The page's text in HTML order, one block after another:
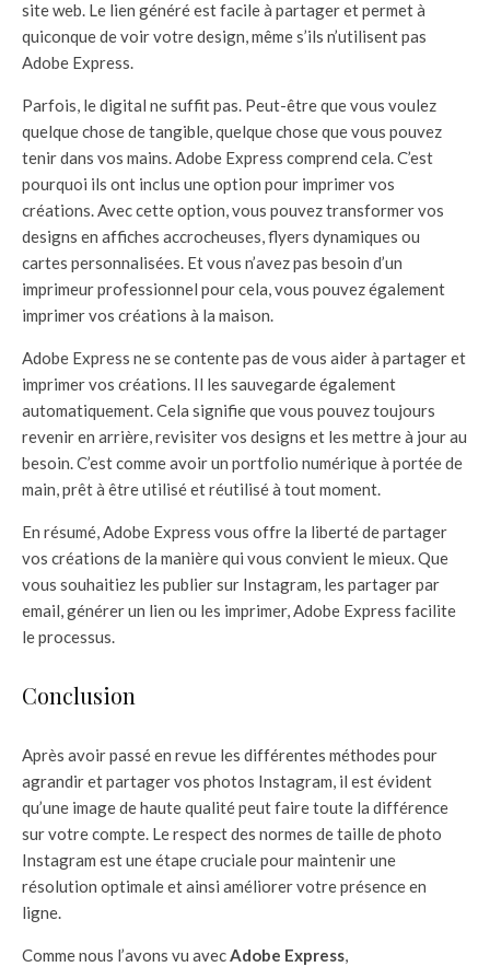
site web. Le lien généré est facile à partager et permet à
quiconque de voir votre design, même s’ils n’utilisent pas
Adobe Express.
Parfois, le digital ne suffit pas. Peut-être que vous voulez
quelque chose de tangible, quelque chose que vous pouvez
tenir dans vos mains. Adobe Express comprend cela. C’est
pourquoi ils ont inclus une option pour imprimer vos
créations. Avec cette option, vous pouvez transformer vos
designs en affiches accrocheuses, flyers dynamiques ou
cartes personnalisées. Et vous n’avez pas besoin d’un
imprimeur professionnel pour cela, vous pouvez également
imprimer vos créations à la maison.
Adobe Express ne se contente pas de vous aider à partager et
imprimer vos créations. Il les sauvegarde également
automatiquement. Cela signifie que vous pouvez toujours
revenir en arrière, revisiter vos designs et les mettre à jour au
besoin. C’est comme avoir un portfolio numérique à portée de
main, prêt à être utilisé et réutilisé à tout moment.
En résumé, Adobe Express vous offre la liberté de partager
vos créations de la manière qui vous convient le mieux. Que
vous souhaitiez les publier sur Instagram, les partager par
email, générer un lien ou les imprimer, Adobe Express facilite
le processus.
Conclusion
Après avoir passé en revue les différentes méthodes pour
agrandir et partager vos photos Instagram, il est évident
qu’une image de haute qualité peut faire toute la différence
sur votre compte. Le respect des normes de taille de photo
Instagram est une étape cruciale pour maintenir une
résolution optimale et ainsi améliorer votre présence en
ligne.
Comme nous l’avons vu avecAdobe Express,